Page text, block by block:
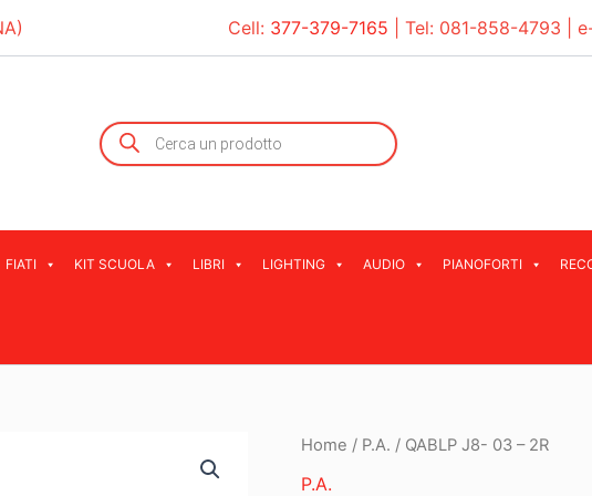
Cell: 377-379-7165 | Tel: 081-858-4793 |
Products
search
FIATI KIT SCUOLA LIBRI LIGHTING AUDIO PIANOFORTI
Home / P.A. / QABLP J8- 03 – 2R
P.A.